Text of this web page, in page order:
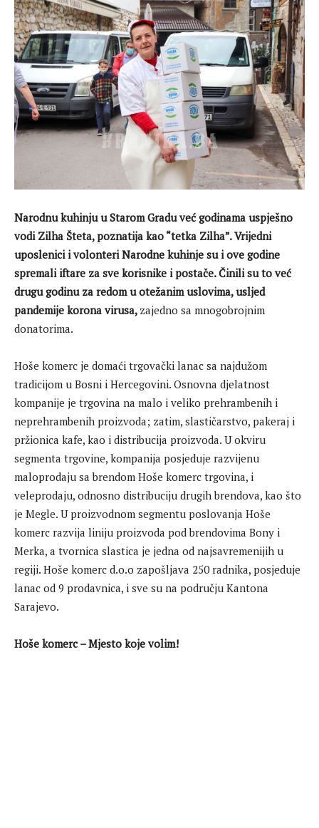
Narodnu kuhinju u Starom Gradu već godinama uspješno
vodi Zilha Šteta, poznatija kao “tetka Zilha”. Vrijedni
uposlenici i volonteri Narodne kuhinje su i ove godine
spremali iftare za sve korisnike i postače. Činili su to već
drugu godinu za redom u otežanim uslovima, usljed
pandemije korona virusa, zajedno sa mnogobrojnim
donatorima.
Hoše komerc je domaći trgovački lanac sa najdužom
tradicijom u Bosni i Hercegovini. Osnovna djelatnost
kompanije je trgovina na malo i veliko prehrambenih i
neprehrambenih proizvoda; zatim, slastičarstvo, pakeraj i
pržionica kafe, kao i distribucija proizvoda. U okviru
segmenta trgovine, kompanija posjeduje razvijenu
maloprodaju sa brendom Hoše komerc trgovina, i
veleprodaju, odnosno distribuciju drugih brendova, kao što
je Megle. U proizvodnom segmentu poslovanja Hoše
komerc razvija liniju proizvoda pod brendovima Bony i
Merka, a tvornica slastica je jedna od najsavremenijih u
regiji. Hoše komerc d.o.o zapošljava 250 radnika, posjeduje
lanac od 9 prodavnica, i sve su na području Kantona
Sarajevo.
Hoše komerc – Mjesto koje volim!